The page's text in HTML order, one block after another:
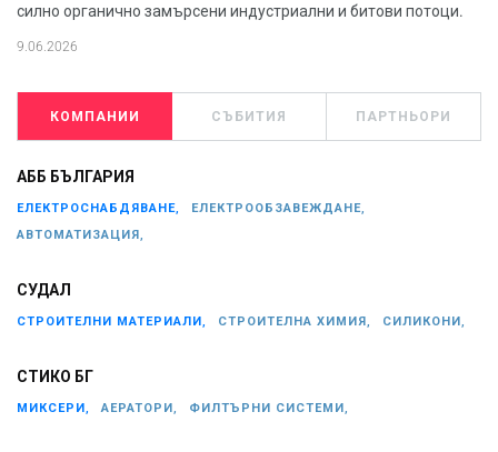
силно органично замърсени индустриални и битови потоци.
9.06.2026
КОМПАНИИ СЪБИТИЯ ПАРТНЬОРИ
АББ БЪЛГАРИЯ
ЕЛЕКТРОСНАБДЯВАНЕ,
ЕЛЕКТРООБЗАВЕЖДАНЕ,
АВТОМАТИЗАЦИЯ,
СУДАЛ
СТРОИТЕЛНИ МАТЕРИАЛИ, СТРОИТЕЛНА ХИМИЯ, СИЛИКОНИ,
СТИКО БГ
МИКСЕРИ, АЕРАТОРИ, ФИЛТЪРНИ СИСТЕМИ,